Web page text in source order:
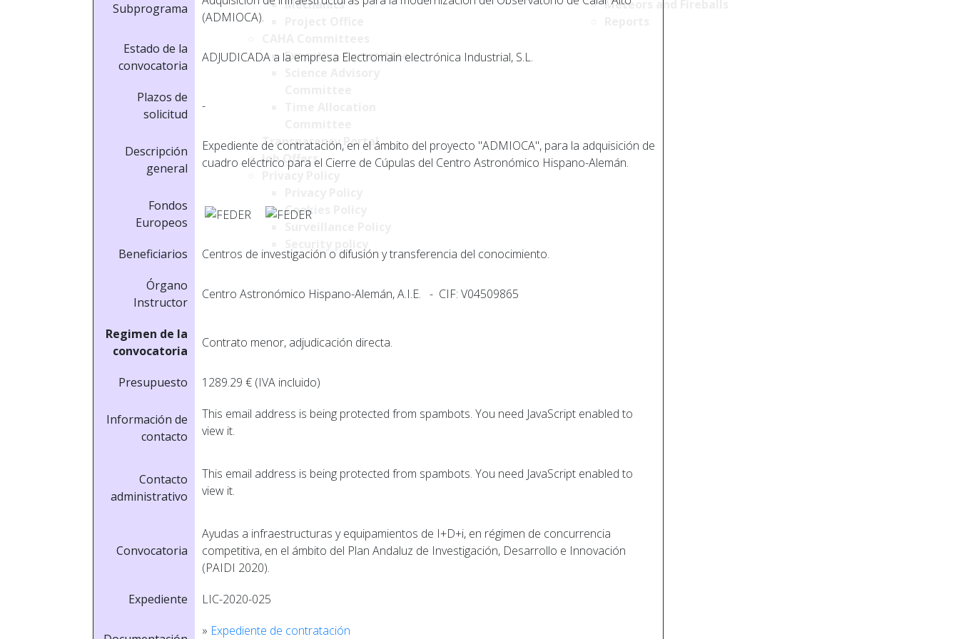
Mechanics
Executive Committee
Transparency Portal
Job Offers
Cookies Policy
Meteors and Fireballs
Subprograma
(ADMIOCA).
Estado de la
convocatoria
ADJUDICADA a la empresa Electromain electrónica Industrial, S.L.
Plazos de
solicitud
-
Descripción
general
Expediente de contratación, en el ámbito del proyecto "ADMIOCA", para la adquisición de
cuadro eléctrico para el Cierre de Cúpulas del Centro Astronómico Hispano-Alemán.
Fondos
Europeos
Beneficiarios
Centros de investigación o difusión y transferencia del conocimiento.
Órgano
Instructor
Centro Astronómico Hispano-Alemán, A.I.E. - CIF: V04509865
Regimen de la
convocatoria
Contrato menor, adjudicación directa.
Presupuesto 1289.29 € (IVA incluido)
Información de
contacto
This email address is being protected from spambots. You need JavaScript enabled to
view it.
Contacto
administrativo
This email address is being protected from spambots. You need JavaScript enabled to
view it.
Convocatoria
Ayudas a infraestructuras y equipamientos de I+D+i, en régimen de concurrencia
competitiva, en el ámbito del Plan Andaluz de Investigación, Desarrollo e Innovación
(PAIDI 2020).
Expediente
LIC-2020-025
» Expediente de contratación